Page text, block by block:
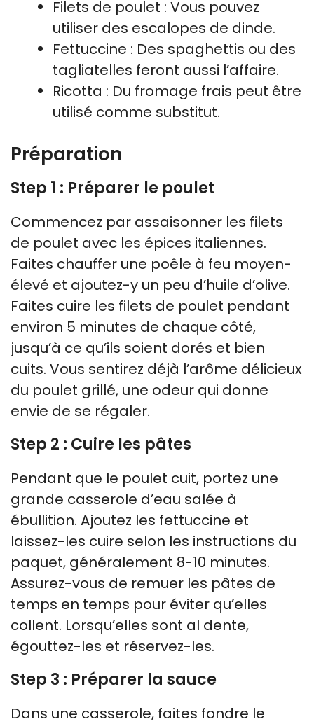
Filets de poulet : Vous pouvez
utiliser des escalopes de dinde.
Fettuccine : Des spaghettis ou des
tagliatelles feront aussi l’affaire.
Ricotta : Du fromage frais peut être
utilisé comme substitut.
Préparation
Step 1 : Préparer le poulet
Commencez par assaisonner les filets
de poulet avec les épices italiennes.
Faites chauffer une poêle à feu moyen-
élevé et ajoutez-y un peu d’huile d’olive.
Faites cuire les filets de poulet pendant
environ 5 minutes de chaque côté,
jusqu’à ce qu’ils soient dorés et bien
cuits. Vous sentirez déjà l’arôme délicieux
du poulet grillé, une odeur qui donne
envie de se régaler.
Step 2 : Cuire les pâtes
Pendant que le poulet cuit, portez une
grande casserole d’eau salée à
ébullition. Ajoutez les fettuccine et
laissez-les cuire selon les instructions du
paquet, généralement 8-10 minutes.
Assurez-vous de remuer les pâtes de
temps en temps pour éviter qu’elles
collent. Lorsqu’elles sont al dente,
égouttez-les et réservez-les.
Step 3 : Préparer la sauce
Dans une casserole, faites fondre le